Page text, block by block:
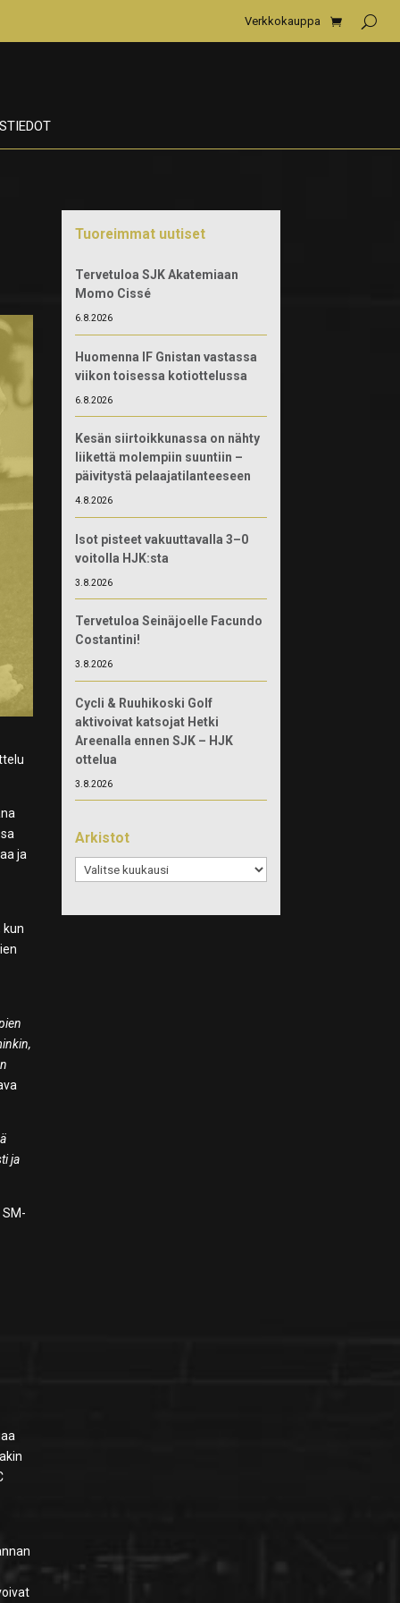
Verkkokauppa
ja
kun
ja
Tuoreimmat uutiset
Tervetuloa SJK Akatemiaan
Momo Cissé
6.8.2026
Huomenna IF Gnistan vastassa
viikon toisessa kotiottelussa
6.8.2026
Kesän siirtoikkunassa on nähty
liikettä molempiin suuntiin –
päivitystä pelaajatilanteeseen
4.8.2026
Isot pisteet vakuuttavalla 3–0
voitolla HJK:sta
3.8.2026
Tervetuloa Seinäjoelle Facundo
Costantini!
3.8.2026
Cycli & Ruuhikoski Golf
aktivoivat katsojat Hetki
Areenalla ennen SJK – HJK
ottelua
3.8.2026
Arkistot
Arkistot